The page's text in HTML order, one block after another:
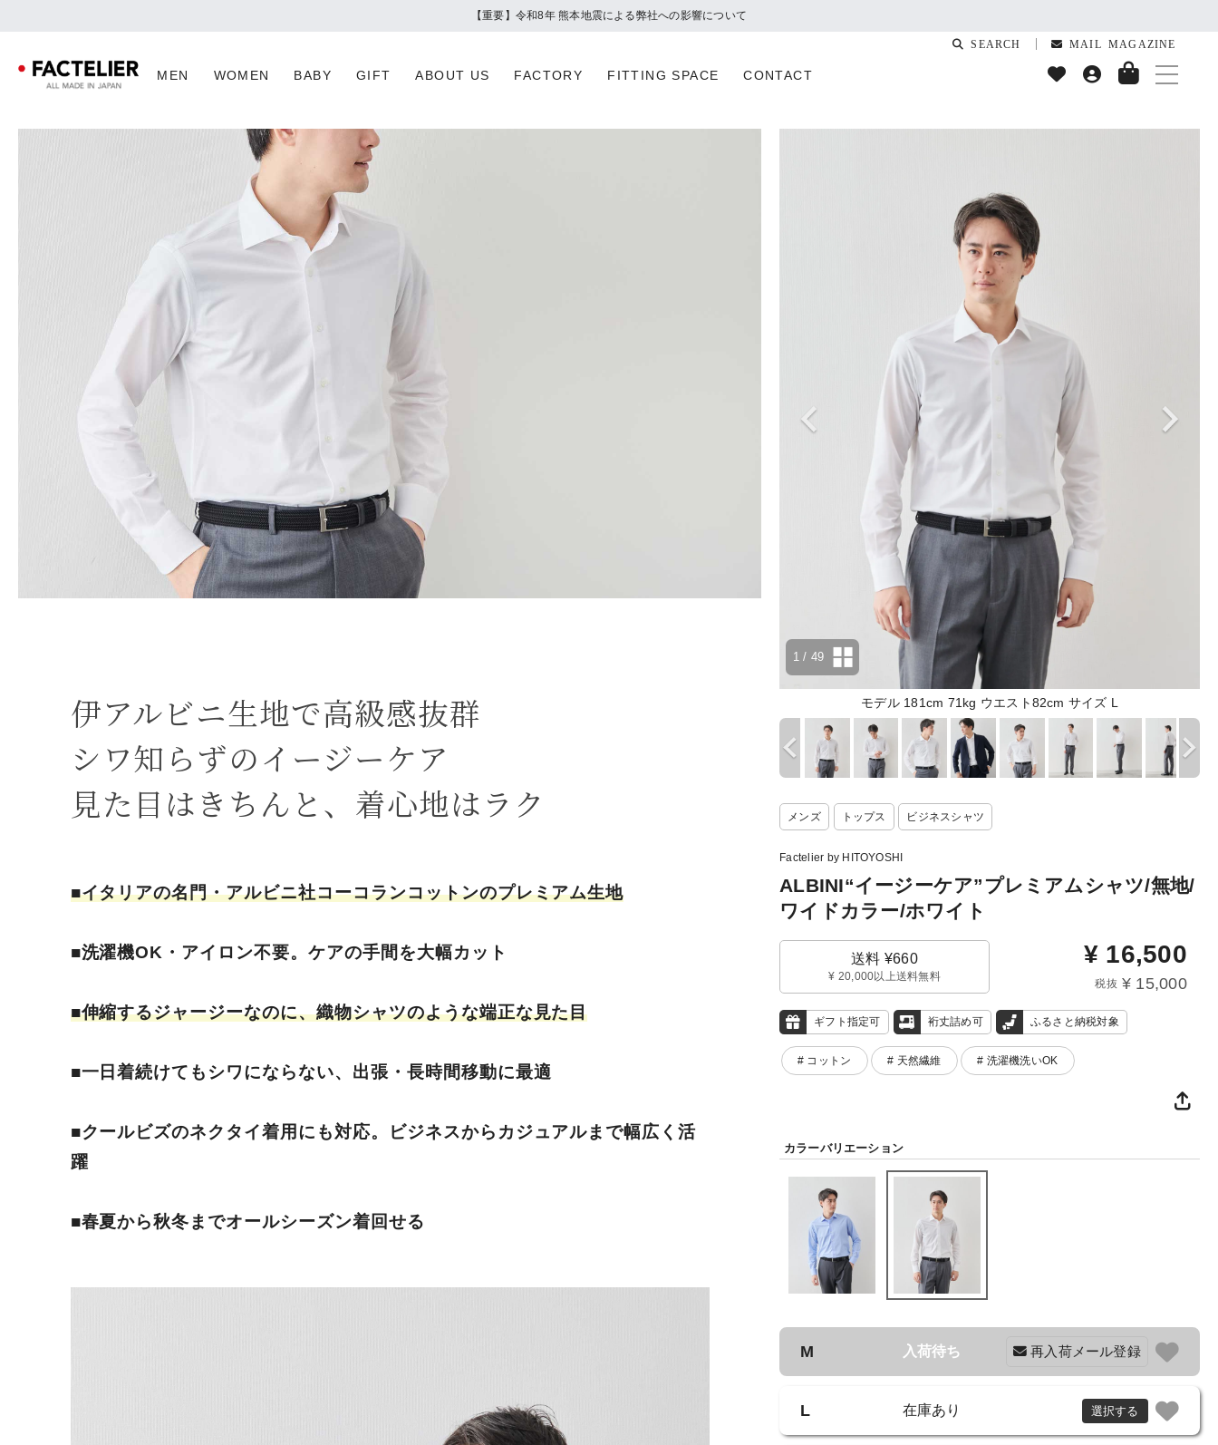
夏季休業のお知らせ
MEN WOMEN BABY GIFT ABOUT US FACTORY FITTING SPACE CONTACT
SEARCH MAIL MAGAZINE
モデル 181cm 71kg ウエスト82cm サイズ L
1 / 49
メンズ トップス ビジネスシャツ
Factelier by HITOYOSHI
ALBINI“イージーケア”プレミアムシャツ/無地/
ワイドカラー/ホワイト
送料 ¥660
¥ 20,000以上送料無料
¥ 16,500
税抜 ¥ 15,000
ギフト指定可 裄丈詰め可 ふるさと納税対象
# コットン # 天然繊維 # 洗濯機洗いOK
カラーバリエーション
M 入荷待ち 再入荷メール登録
L 在庫あり 選択する
伊アルビニ生地で高級感抜群
シワ知らずのイージーケア
見た目はきちんと、着心地はラク
■イタリアの名門・アルビニ社コーコランコットンのプレミアム生地
■洗濯機OK・アイロン不要。ケアの手間を大幅カット
■伸縮するジャージーなのに、織物シャツのような端正な見た目
■一日着続けてもシワにならない、出張・長時間移動に最適
■クールビズのネクタイ着用にも対応。ビジネスからカジュアルまで幅広く活
躍
■春夏から秋冬までオールシーズン着回せる